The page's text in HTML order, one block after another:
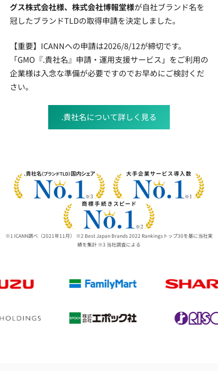
グス株式会社様、株式会社博報堂様が自社ブランド名を
冠したブランドTLDの取得申請を決定しました。
【重要】ICANNへの申請は2026/8/12が締切です。
「GMO『.貴社名』申請・運用支援サービス」をご利用の
企業様は入念な準備が必要ですのでお早めにご検討くだ
さい。
.貴社名について詳しく見る
※1 ICANN調べ（2021年11月） ※2 Best Japan Brands 2022 Rankingsトップ30を基に当社実
績を集計 ※3 当社調査による